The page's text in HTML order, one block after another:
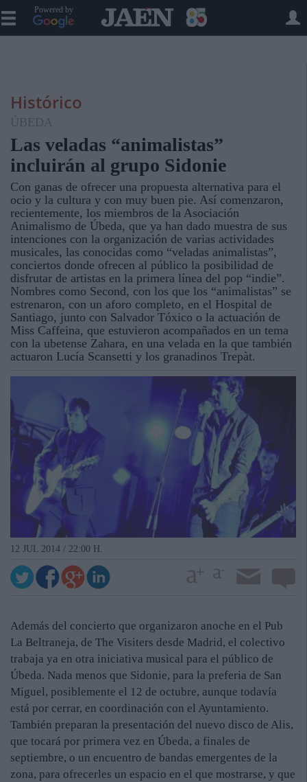
Powered by
Histórico
ÚBEDA
Las veladas “animalistas”
incluirán al grupo Sidonie
Con ganas de ofrecer una propuesta alternativa para el
ocio y la cultura y con muy buen pie. Así comenzaron,
recientemente, los miembros de la Asociación
Animalismo de Úbeda, que ya han dado muestra de sus
intenciones con la organización de varias actividades
musicales, las conocidas como “veladas animalistas”,
conciertos donde ofrecen al público la posibilidad de
disfrutar de artistas en la primera línea del pop “indie”.
Nombres como Second, con los que los “animalistas” se
estrenaron, con un aforo completo, en el Hospital de
Santiago, junto con Salvador Tóxico o la actuación de
Miss Caffeina, que estuvieron acompañados en un tema
con la ubetense Zahara, en una velada en la que también
actuaron Lucía Scansetti y los granadinos Trepàt.
12 JUL 2014 / 22:00 H.
Además del concierto que organizaron anoche en el Pub
La Beltraneja, de The Visiters desde Madrid, el colectivo
trabaja ya en otra iniciativa musical para el público de
Úbeda. Nada menos que Sidonie, para la preferia de San
Miguel, posiblemente el 12 de octubre, aunque todavía
está por cerrar, en coordinación con el Ayuntamiento.
También preparan la presentación del nuevo disco de Alis,
que tocará por primera vez en Úbeda, a finales de
septiembre, o un encuentro de bandas emergentes de la
zona, para ofrecerles un espacio en el que mostrarse, y que